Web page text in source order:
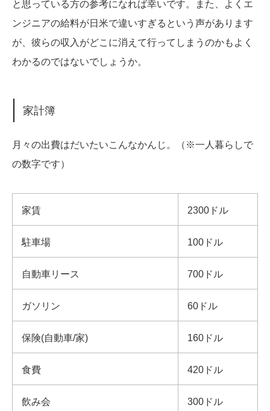
と思っている方の参考になれば幸いです。また、よくエ
ンジニアの給料が日米で違いすぎるという声があります
が、彼らの収入がどこに消えて行ってしまうのかもよく
わかるのではないでしょうか。
家計簿
月々の出費はだいたいこんなかんじ。（※一人暮らしで
の数字です）
家賃 2300ドル
駐車場 100ドル
自動車リース 700ドル
ガソリン 60ドル
保険(自動車/家) 160ドル
食費 420ドル
飲み会 300ドル